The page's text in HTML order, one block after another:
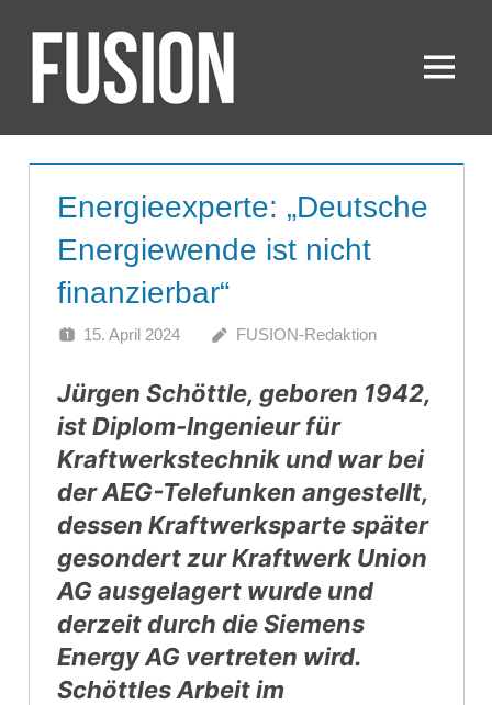
Inhalt
springenFUSION Menü
Energieexperte: „Deutsche
Energiewende ist nicht
finanzierbar“
15. April 2024 FUSION-Redaktion
Jürgen Schöttle, geboren 1942,
ist Diplom-Ingenieur für
Kraftwerkstechnik und war bei
der AEG-Telefunken angestellt,
dessen Kraftwerksparte später
gesondert zur Kraftwerk Union
AG ausgelagert wurde und
derzeit durch die Siemens
Energy AG vertreten wird.
Schöttles Arbeit im